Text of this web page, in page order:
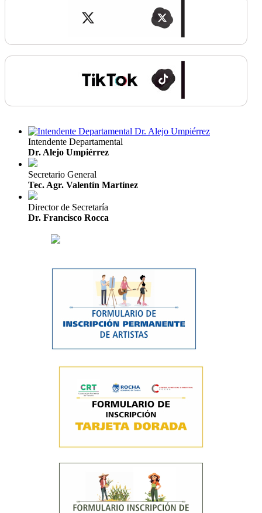
Intendente Departamental
Dr. Alejo Umpiérrez
Secretario General
Tec. Agr. Valentín Martínez
Director de Secretaría
Dr. Francisco Rocca